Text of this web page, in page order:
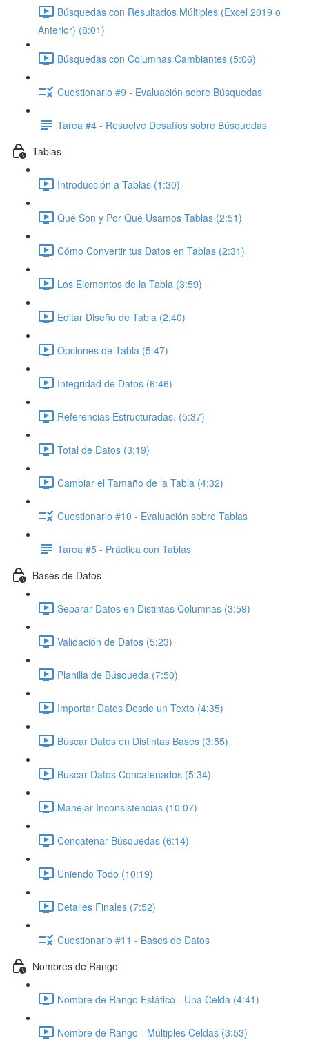
Búsquedas con Resultados Múltiples (Excel 2019 o
Anterior) (8:01)
Búsquedas con Columnas Cambiantes (5:06)
Cuestionario #9 - Evaluación sobre Búsquedas
Tarea #4 - Resuelve Desafíos sobre Búsquedas
Tablas
Introducción a Tablas (1:30)
Qué Son y Por Qué Usamos Tablas (2:51)
Cómo Convertir tus Datos en Tablas (2:31)
Los Elementos de la Tabla (3:59)
Editar Diseño de Tabla (2:40)
Opciones de Tabla (5:47)
Integridad de Datos (6:46)
Referencias Estructuradas. (5:37)
Total de Datos (3:19)
Cambiar el Tamaño de la Tabla (4:32)
Cuestionario #10 - Evaluación sobre Tablas
Tarea #5 - Práctica con Tablas
Bases de Datos
Separar Datos en Distintas Columnas (3:59)
Validación de Datos (5:23)
Planilla de Búsqueda (7:50)
Importar Datos Desde un Texto (4:35)
Buscar Datos en Distintas Bases (3:55)
Buscar Datos Concatenados (5:34)
Manejar Inconsistencias (10:07)
Concatenar Búsquedas (6:14)
Uniendo Todo (10:19)
Detalles Finales (7:52)
Cuestionario #11 - Bases de Datos
Nombres de Rango
Nombre de Rango Estático - Una Celda (4:41)
Nombre de Rango - Múltiples Celdas (3:53)